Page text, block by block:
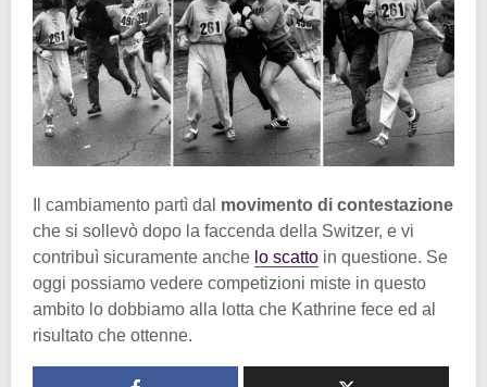
Il cambiamento partì dal movimento di contestazione
che si sollevò dopo la faccenda della Switzer, e vi
contribuì sicuramente anche lo scatto in questione. Se
oggi possiamo vedere competizioni miste in questo
ambito lo dobbiamo alla lotta che Kathrine fece ed al
risultato che ottenne.